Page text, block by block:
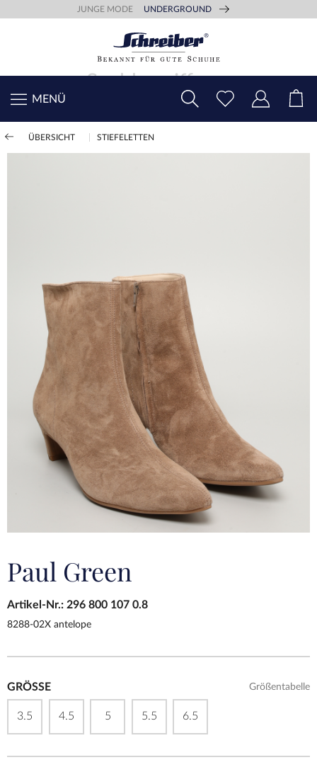
JUNGE MODE UNDERGROUND
MENÜ
ÜBERSICHT STIEFELETTEN
Paul Green
Artikel-Nr.: 296 800 107 0.8
8288-02X antelope
Größentabelle
GRÖSSE
3.5 4.5 5 5.5 6.5